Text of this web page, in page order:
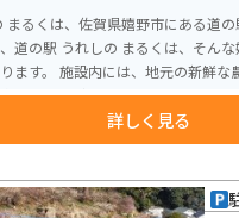
まるくは、佐賀県嬉野市にある道
道の駅 うれしの まるくは、そん
産物が並ぶ直売所や、
コスメなど、お土産に最適な特産
に、佐賀牛を使ったメニューがお
も広々としているので安心です。
、嬉野観光を楽しんでください。
詳しく見る